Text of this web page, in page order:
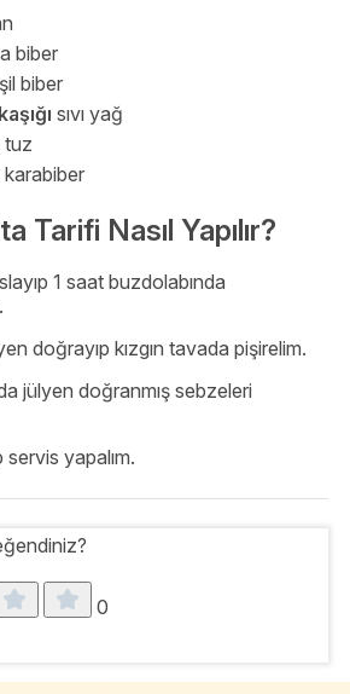
biber
biber
sıvı yağ
tuz
karabiber
Tarifi Nasıl Yapılır?
1 saat buzdolabında
doğrayıp kızgın tavada pişirelim.
jülyen doğranmış sebzeleri
servis yapalım.
0